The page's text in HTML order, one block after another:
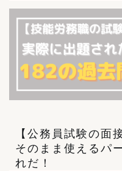
【公務員試験の面
そのまま使えるパ
れだ！